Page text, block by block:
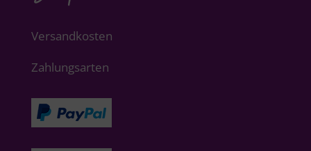
Versandkosten
Zahlungsarten